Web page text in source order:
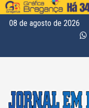
08 de agosto de 2026